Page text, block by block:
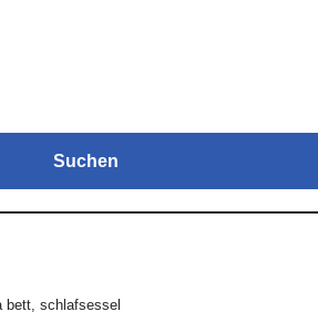
Suchen
bett, schlafsessel